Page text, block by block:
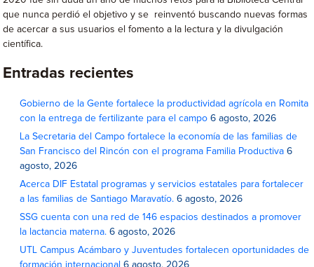
que nunca perdió el objetivo y se reinventó buscando nuevas formas
de acercar a sus usuarios el fomento a la lectura y la divulgación
científica.
Entradas recientes
Gobierno de la Gente fortalece la productividad agrícola en Romita
con la entrega de fertilizante para el campo 6 agosto, 2026
La Secretaria del Campo fortalece la economía de las familias de
San Francisco del Rincón con el programa Familia Productiva 6
agosto, 2026
Acerca DIF Estatal programas y servicios estatales para fortalecer
a las familias de Santiago Maravatío. 6 agosto, 2026
SSG cuenta con una red de 146 espacios destinados a promover
la lactancia materna. 6 agosto, 2026
UTL Campus Acámbaro y Juventudes fortalecen oportunidades de